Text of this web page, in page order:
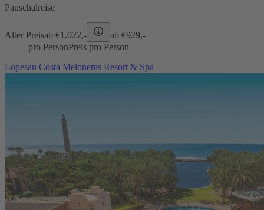
Pauschalreise
Alter Preisab €1.022,- ab €929,-
pro PersonPreis pro Person
Lopesan Costa Meloneras Resort & Spa